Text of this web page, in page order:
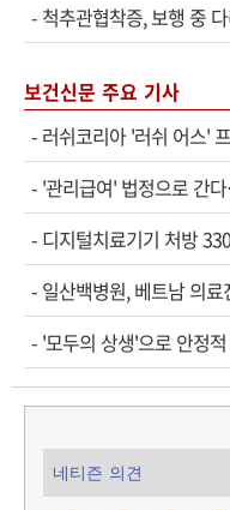
- 척추관협착증, 보행 중
보건신문 주요 기사
- 러쉬코리아 '러쉬 어스'
- '관리급여' 법정으로 간
- 디지털치료기기 처방 3300건
- 일산백병원, 베트남 의료진
- '모두의 상생'으로 안정
네티즌 의견